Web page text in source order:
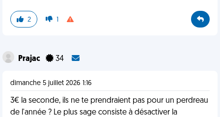
2 1
Prajac 34
dimanche 5 juillet 2026 1:16
3€ la seconde, ils ne te prendraient pas pour un perdreau
de l'année ? Le plus sage consiste à désactiver la